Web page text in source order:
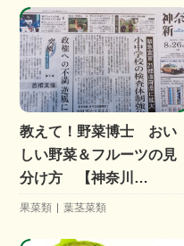
教えて！野菜博士 おい
しい野菜＆フルーツの見
分け方 【神奈川…
果菜類 葉茎菜類